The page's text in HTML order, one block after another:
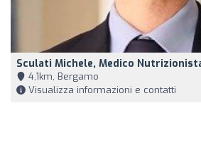
Sculati Michele, Medico
4,1km, Bergamo
Visualizza informazioni e contatti